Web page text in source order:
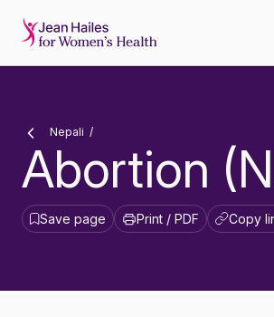
Nepali
Abortion
Save page Print / PDF Copy